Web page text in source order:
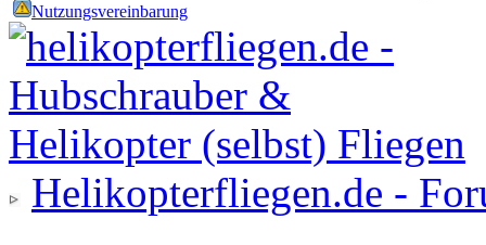
Nutzungsvereinbarung
Helikopterfliegen.de -